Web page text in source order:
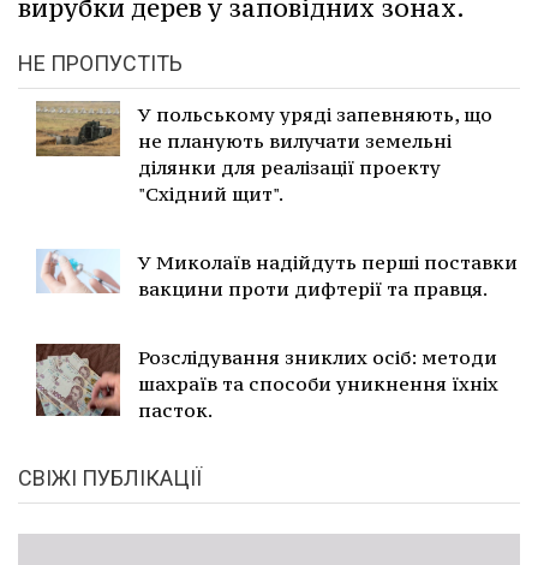
вирубки дерев у заповідних зонах.
НЕ ПРОПУСТІТЬ
У польському уряді запевняють, що
не планують вилучати земельні
ділянки для реалізації проекту
"Східний щит".
У Миколаїв надійдуть перші поставки
вакцини проти дифтерії та правця.
Розслідування зниклих осіб: методи
шахраїв та способи уникнення їхніх
пасток.
СВІЖІ ПУБЛІКАЦІЇ